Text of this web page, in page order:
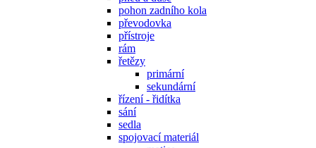
pohon zadního kola
převodovka
přístroje
rám
řetězy
primární
sekundární
řízení - řidítka
sání
sedla
spojovací materiál